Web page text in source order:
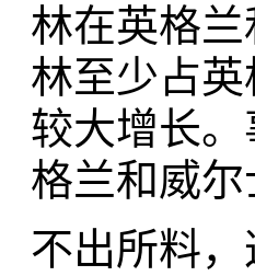
林在英格
林至少占英
较大增长
格兰和威
不出所料